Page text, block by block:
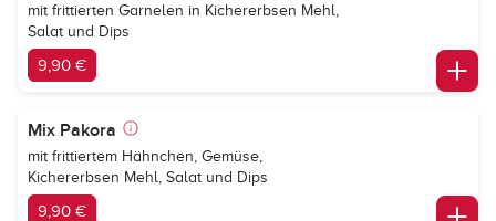
mit frittierten Garnelen in Kichererbsen Mehl,
Salat und Dips
9,90 €
Mix Pakora
mit frittiertem Hähnchen, Gemüse,
Kichererbsen Mehl, Salat und Dips
9,90 €